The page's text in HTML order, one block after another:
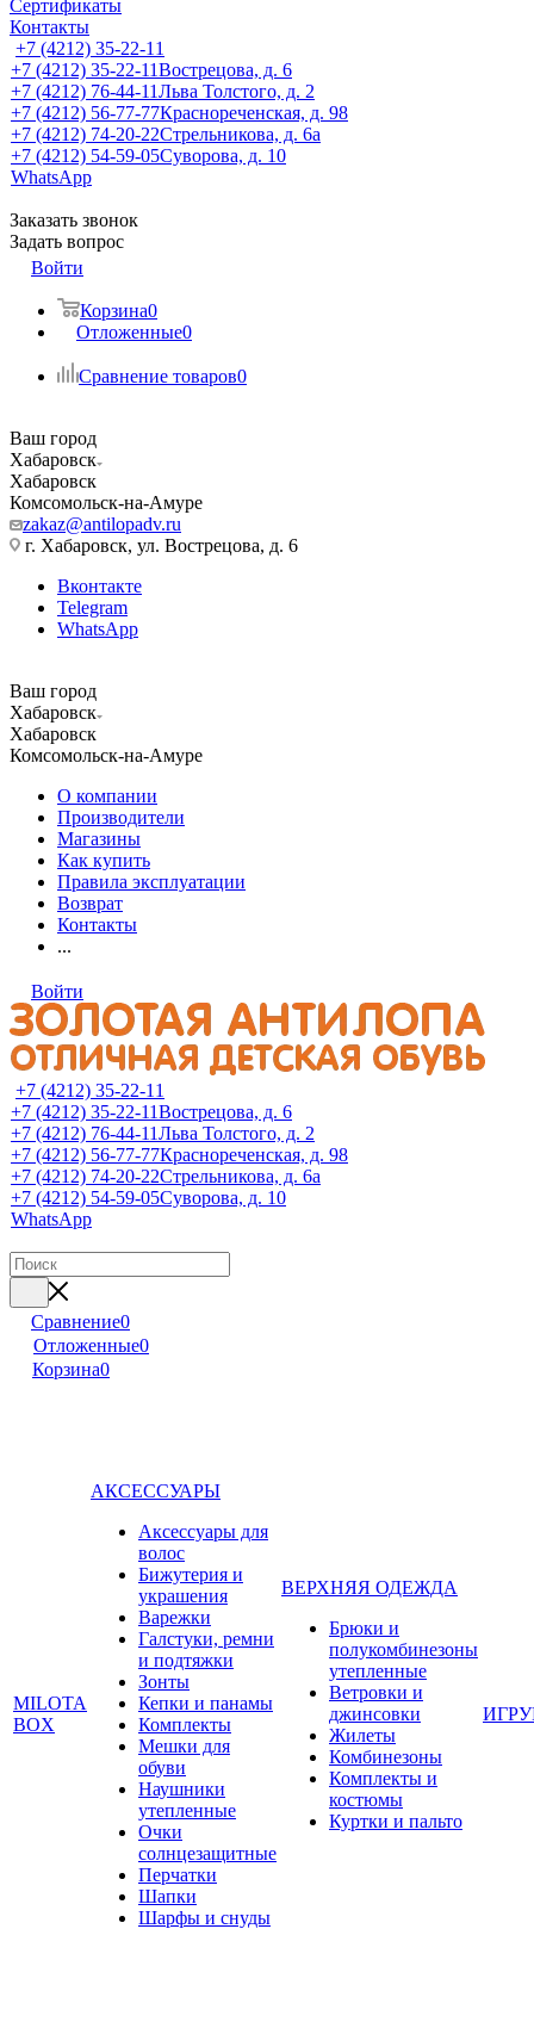
Сертификаты
Контакты
+7 (4212) 35-22-11
+7 (4212) 35-22-11Вострецова, д. 6
+7 (4212) 76-44-11Льва Толстого, д. 2
+7 (4212) 56-77-77Краснореченская, д. 98
+7 (4212) 74-20-22Стрельникова, д. 6а
+7 (4212) 54-59-05Суворова, д. 10
WhatsApp
Заказать звонок
Задать вопрос
Войти
Корзина0
Отложенные0
Сравнение товаров0
Ваш город
Хабаровск
Хабаровск
Комсомольск-на-Амуре
zakaz@antilopadv.ru
г. Хабаровск, ул. Вострецова, д. 6
Вконтакте
Telegram
WhatsApp
Ваш город
Хабаровск
Хабаровск
Комсомольск-на-Амуре
О компании
Производители
Магазины
Как купить
Правила эксплуатации
Возврат
Контакты
...
Войти
+7 (4212) 35-22-11
+7 (4212) 35-22-11Вострецова, д. 6
+7 (4212) 76-44-11Льва Толстого, д. 2
+7 (4212) 56-77-77Краснореченская, д. 98
+7 (4212) 74-20-22Стрельникова, д. 6а
+7 (4212) 54-59-05Суворова, д. 10
WhatsApp
Сравнение0
Отложенные0
Корзина0
MILOTA
BOX
АКСЕССУАРЫ
Аксессуары для
волос
Бижутерия и
украшения
Варежки
Галстуки, ремни
и подтяжки
Зонты
Кепки и панамы
Комплекты
Мешки для
обуви
Наушники
утепленные
Очки
солнцезащитные
Перчатки
Шапки
Шарфы и снуды
ВЕРХНЯЯ ОДЕЖДА
Брюки и
полукомбинезоны
утепленные
Ветровки и
джинсовки
Жилеты
Комбинезоны
Комплекты и
костюмы
Куртки и пальто